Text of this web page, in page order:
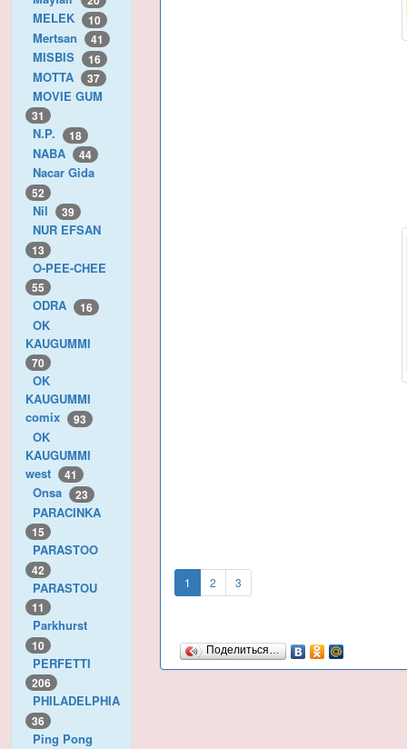
MELEK 10
Mertsan 41
MISBIS 16
MOTTA 37
MOVIE GUM
31
N.P. 18
NABA 44
Nacar Gida
52
Nil 39
NUR EFSAN
13
O-PEE-CHEE
55
ODRA 16
OK
KAUGUMMI
70
OK
KAUGUMMI
comix
93
OK
KAUGUMMI
west
41
Onsa 23
PARACINKA
15
PARASTOO
42
PARASTOU
11
Parkhurst
10
PERFETTI
206
PHILADELPHIA
36
Ping Pong
1 2 3
Поделиться…